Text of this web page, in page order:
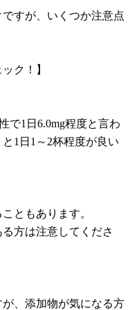
すが、いくつか注意点
ク！】
で1日6.0mg程度と言わ
1日1～2杯程度が良い
ともあります。
方は注意してくださ
、添加物が気になる方